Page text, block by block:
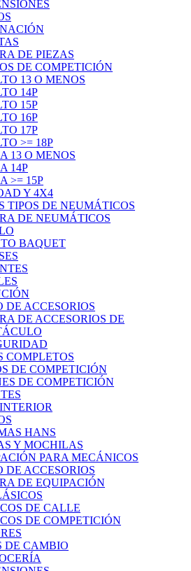
DE PIEZAS
DE COMPETICIÓN
13 O MENOS
14P
15P
16P
17P
>= 18P
13 O MENOS
14P
>= 15P
Y 4X4
TIPOS DE NEUMÁTICOS
DE NEUMÁTICOS
BAQUET
DE ACCESORIOS
DE ACCESORIOS DE
COMPLETOS
DE COMPETICIÓN
DE COMPETICIÓN
HANS
Y MOCHILAS
PARA MECÁNICOS
DE ACCESORIOS
DE EQUIPACIÓN
DE CALLE
DE COMPETICIÓN
DE CAMBIO